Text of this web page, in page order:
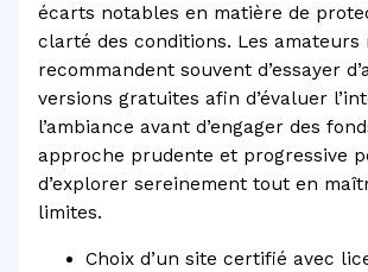
écarts notables en matière de
clarté des conditions. Les amateurs
recommandent souvent d’essayer
versions gratuites afin d’évaluer
l’ambiance avant d’engager des
approche prudente et progressive
d’explorer sereinement tout en
limites.
Choix d’un site certifié avec